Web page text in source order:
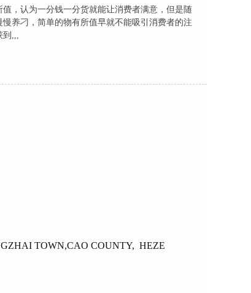
值，认为一分钱一分货就能让消费者满意，但是随
养刁，简单的物有所值早就不能吸引消费者的注
到,,,
TOWN,CAO COUNTY, HEZE